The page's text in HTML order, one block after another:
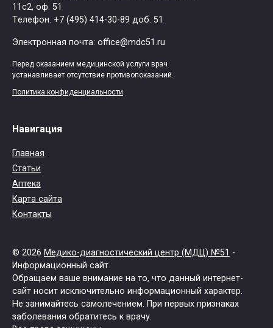
11с2, оф. 51
Tелефон: +7 (495) 414-30-89 доб. 51
Электронная почта: office@mdc51.ru
Перед оказанием медицинской услуги врач
устанавливает отсутствие противопоказаний.
Политика конфиденциальности
Навигация
Главная
Статьи
Аптека
Карта сайта
Контакты
© 2026 Медико-диагностический центр (МДЦ) №51 -
Информационный сайт.
Обращаем ваше внимание на то, что данный интернет-
сайт носит исключительно информационный характер.
Не занимайтесь самолечением. При первых признаках
заболевания обратитесь к врачу.